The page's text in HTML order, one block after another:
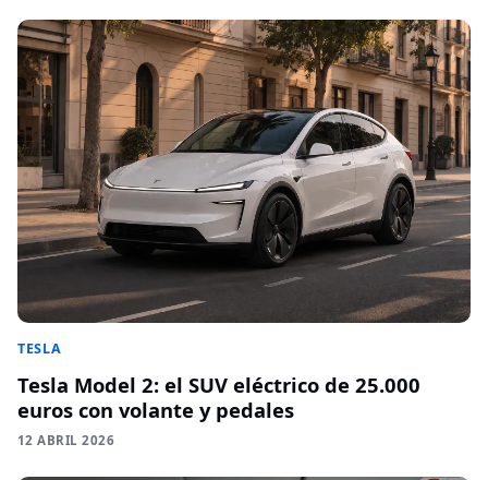
TESLA
Tesla Model 2: el SUV eléctrico de 25.000
euros con volante y pedales
12 ABRIL 2026